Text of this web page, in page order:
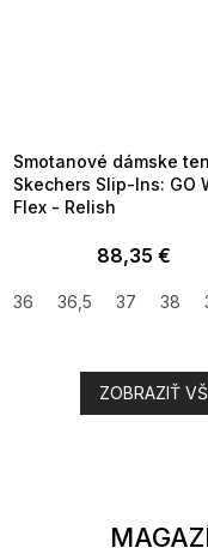
Smotanové dámske
Skechers Slip-Ins: GO
Flex - Relish
88,35 €
36 36,5 37 38
ZOBRAZIŤ